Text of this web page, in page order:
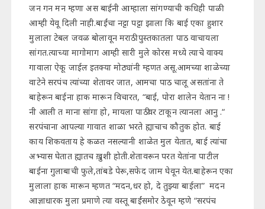
जन गन मन म्हणा अस बाईनी आम्हाला सांगण्याची कधिही पाळी
आम्ही येवू दिली नाही.बाईंचा नट्टा पट्टा झाला कि बाई एका हुशार
मुलाला टेबल जवळ बोलावून मराठी पुस्तकातला पाठ वाचायला
सांगत.त्याच्या मागोमाग आम्ही सारी मुले कोरस मध्ये त्याचे वाक्य
गावाला ऐकू जाईल इतक्या मोठ्यांनी म्हणत असू.आमच्या शाळेच्या
वाटेने सरपंच त्यांच्या शेतावर जात, आमचा पाठ चालू असतांना ते
बाहेरून बाईना हाक मारून विचारत, “बाई, पोरा शालेन येतान ना !
नी आली त माना सांगा हो, मायला पाठीवर टाकून त्यानला आनु .“
सरपंचाना आपल्या गावात शाळा भरते ह्याचाच कौतुक होत. बाई
काय शिकवताय हे कळत नसल्यानी शाळेत मुल येतात, बाई त्यांचा
अभ्यास घेतात ह्यातच ख़ुशी होती.शेतावरून परत येतांना पाटील
बाईना गुलाबाची फुले,तांबडे पेरू,सफेद जाम घेवून येत.बाहेरून एका
मुलाला हाक मारून म्हणत “मदन,धर हो, दे तुझ्या बाईला” मदन
आज्ञाधारक मुला प्रमाणे त्या वस्तू बाईंसमोर ठेवून म्हणे “सरपंच